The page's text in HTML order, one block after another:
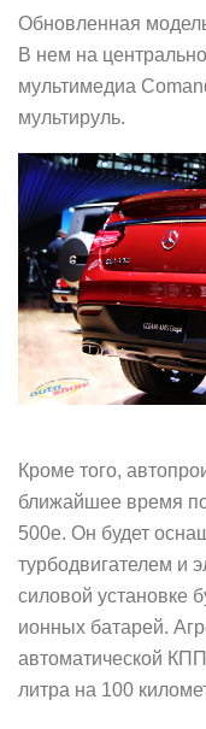
Обновленная
В нем на
мультимедиа
мультируль.
Кроме того,
ближайшее время
500e. Он будет
турбодвигателем и
силовой установке
ионных батарей.
автоматической
литра на 100